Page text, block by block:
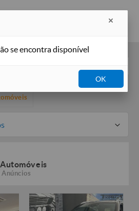
se encontra disponível
OK